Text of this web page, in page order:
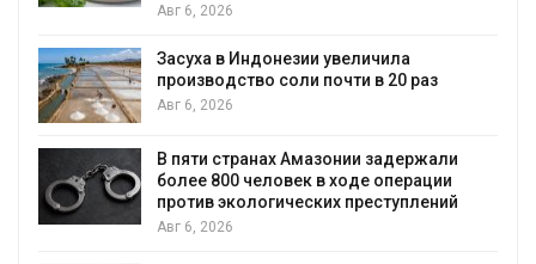
Авг 6, 2026
Засуха в Индонезии увеличила
производство соли почти в 20 раз
Авг 6, 2026
В пяти странах Амазонии задержали
более 800 человек в ходе операции
против экологических преступлений
Авг 6, 2026